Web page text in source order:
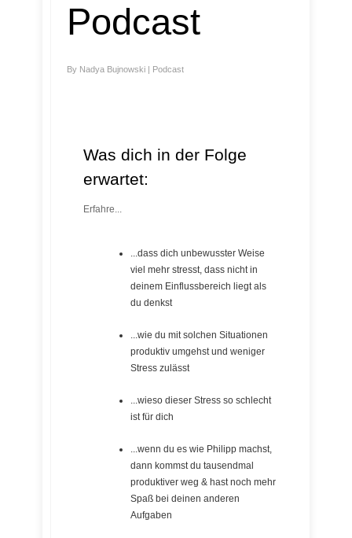
Podcast
By Nadya Bujnowski | Podcast
Was dich in der Folge
erwartet:
Erfahre...
...dass dich unbewusster Weise
viel mehr stresst, dass nicht in
deinem Einflussbereich liegt als
du denkst
...wie du mit solchen Situationen
produktiv umgehst und weniger
Stress zulässt
...wieso dieser Stress so schlecht
ist für dich
...wenn du es wie Philipp machst,
dann kommst du tausendmal
produktiver weg & hast noch mehr
Spaß bei deinen anderen
Aufgaben